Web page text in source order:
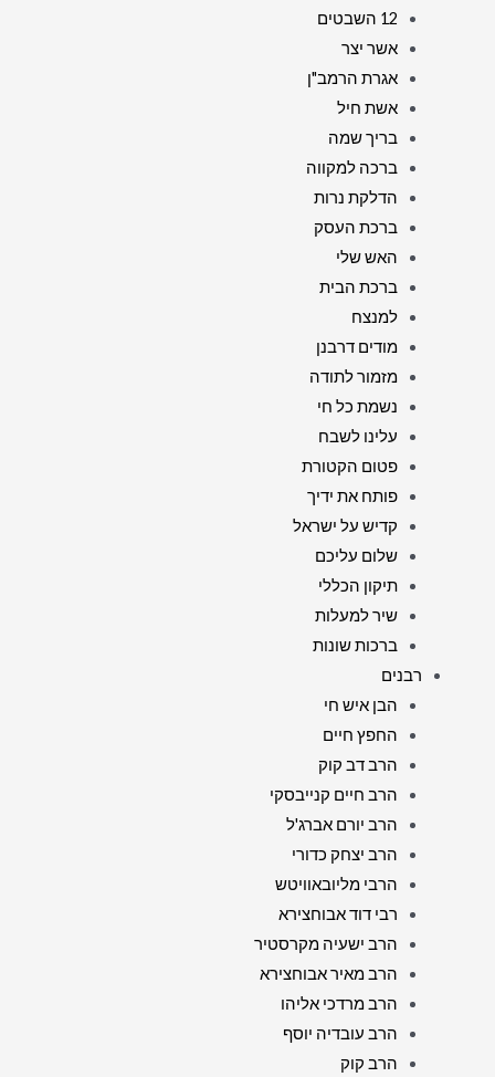
12 השבטים
אשר יצר
אגרת הרמב"ן
אשת חיל
בריך שמה
ברכה למקווה
הדלקת נרות
ברכת העסק
האש שלי
ברכת הבית
למנצח
מודים דרבנן
מזמור לתודה
נשמת כל חי
עלינו לשבח
פטום הקטורת
פותח את ידיך
קדיש על ישראל
שלום עליכם
תיקון הכללי
שיר למעלות
ברכות שונות
רבנים
הבן איש חי
החפץ חיים
הרב דב קוק
הרב חיים קנייבסקי
הרב יורם אברג'ל
הרב יצחק כדורי
הרבי מליובאוויטש
רבי דוד אבוחצירא
הרב ישעיה מקרסטיר
הרב מאיר אבוחצירא
הרב מרדכי אליהו
הרב עובדיה יוסף
הרב קוק